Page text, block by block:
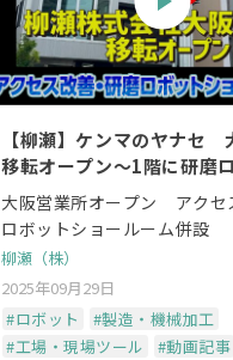
【柳瀬】ケンマのヤナセ
移転オープン〜1階に研磨
ョールーム
大阪営業所オープン アクセ
ロボットショールーム併設
柳瀬（株）
2025年09月29日
#ロボット
#製造・機械加工
#工場・現場ツール
#動画記事